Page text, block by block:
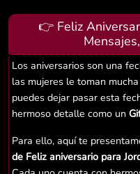
👉 Feliz
Los aniversarios son una
las mujeres le toman
puedes dejar pasar esta
hermoso detalle como un
Para ello, aquí te
de Feliz aniversario para